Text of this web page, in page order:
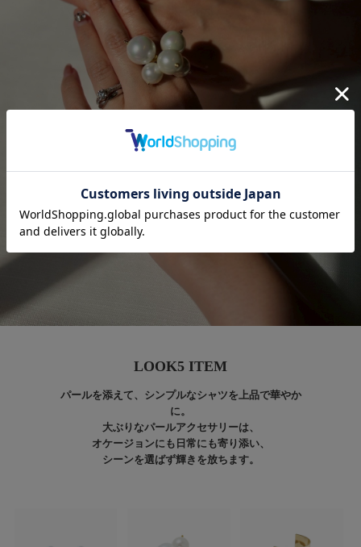
LOOK5 ITEM
パールを添えて、シンプルなシャツを上品で華やか
に。
大ぶりなパールアクセサリーは、
オケージョンにも日常にも寄り添い、
シーンを選ばず輝きを放ちます。